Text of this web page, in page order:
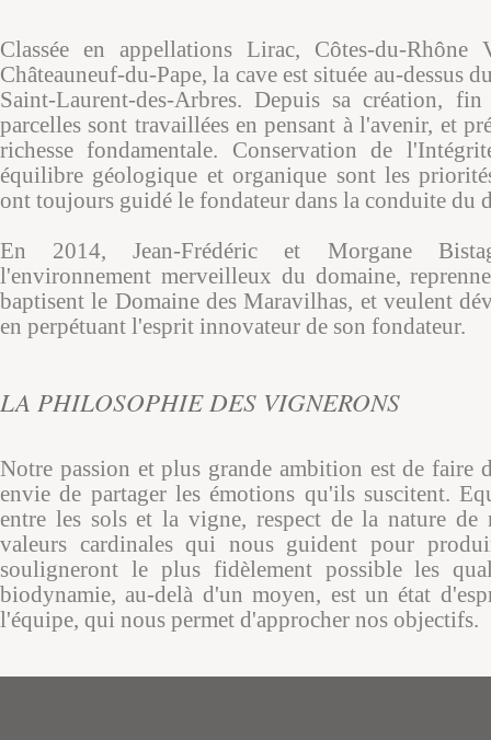
Classée en appellations Lirac, Côtes-du-Rhône
Châteauneuf-du-Pape, la cave est située au-dessus
Saint-Laurent-des-Arbres. Depuis sa création, fin
parcelles sont travaillées en pensant à l'avenir, et
richesse fondamentale. Conservation de
équilibre géologique et organique sont les
ont toujours guidé le fondateur dans la conduite du
En 2014, Jean-Frédéric et Morgane
l'environnement merveilleux du domaine,
baptisent le Domaine des Maravilhas, et veulent
en perpétuant l'esprit innovateur de son fondateur.
LA PHILOSOPHIE DES VIGNERONS
Notre passion et plus grande ambition est de faire
envie de partager les émotions qu'ils suscitent.
entre les sols et la vigne, respect de la nature de
valeurs cardinales qui nous guident pour
souligneront le plus fidèlement possible les
biodynamie, au-delà d'un moyen, est un état
l'équipe, qui nous permet d'approcher nos objectifs.